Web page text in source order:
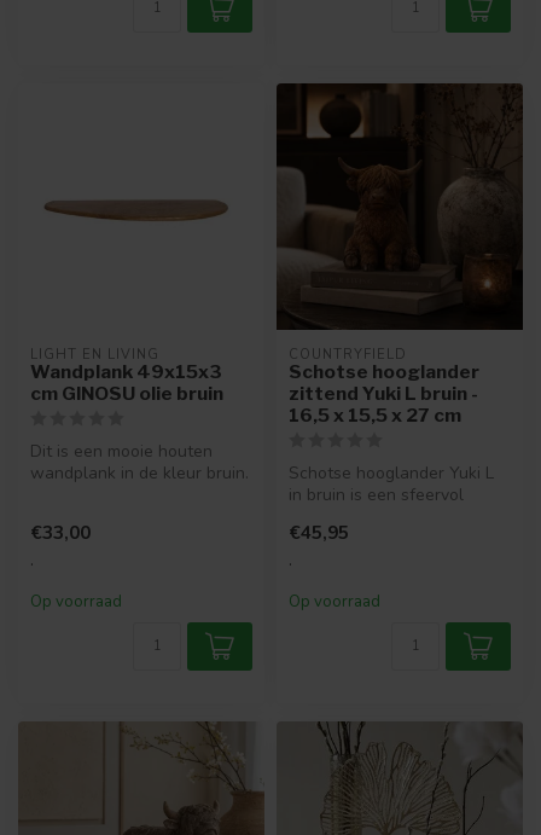
LIGHT EN LIVING
Wandplank 49x15x3
cm GINOSU olie bruin
Dit is een mooie houten
wandplank in de kleur bruin.
€33,00
.
Op voorraad
COUNTRYFIELD
Schotse hooglander
zittend Yuki L bruin -
16,5 x 15,5 x 27 cm
Schotse hooglander Yuki L
in bruin is een sfeervol
rust...
€45,95
.
Op voorraad